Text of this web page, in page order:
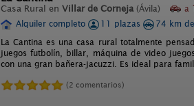
Casa Rural en Villar de Corneja (Ávila) a
Alquiler completo
11 plazas
74 km
La Cantina es una casa rural totalmente
juegos futbolín, billar, máquina de video
con una gran bañera-jacuzzi. Es ideal para
(2 comentarios)